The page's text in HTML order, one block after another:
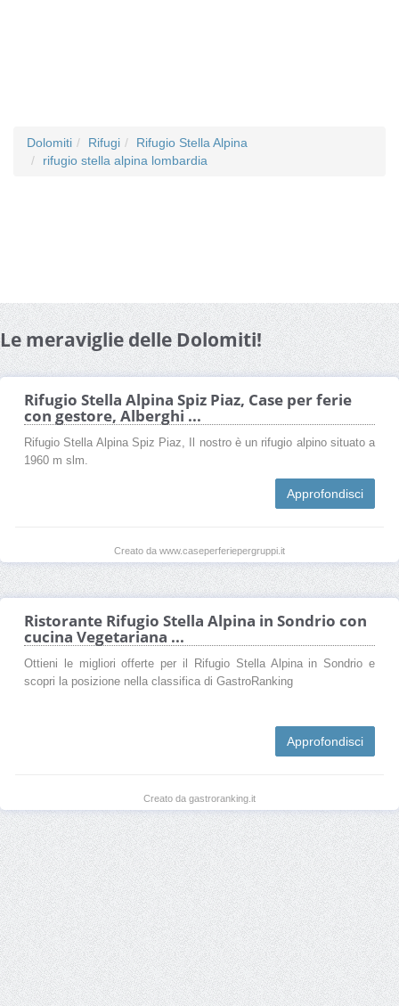
Dolomiti Rifugi
Rifugio Stella Alpina
rifugio stella alpina lombardia
Le meraviglie delle Dolomiti!
Rifugio Stella Alpina Spiz Piaz, Case per ferie
con gestore, Alberghi ...
Rifugio Stella Alpina Spiz Piaz, Il nostro è un rifugio alpino situato a
1960 m slm.
Approfondisci
Creato da www.caseperferiepergruppi.it
Ristorante Rifugio Stella Alpina in Sondrio con
cucina Vegetariana ...
Ottieni le migliori offerte per il Rifugio Stella Alpina in Sondrio e
scopri la posizione nella classifica di GastroRanking
Approfondisci
Creato da gastroranking.it